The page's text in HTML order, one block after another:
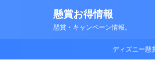
懸賞お得情報
懸賞・キャンペーン情報。
ディズニー懸